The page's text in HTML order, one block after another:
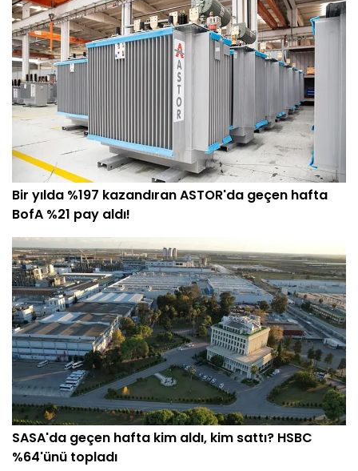
Bir yılda %197 kazandıran ASTOR'da geçen hafta
BofA %21 pay aldı!
SASA'da geçen hafta kim aldı, kim sattı? HSBC
%64'ünü topladı